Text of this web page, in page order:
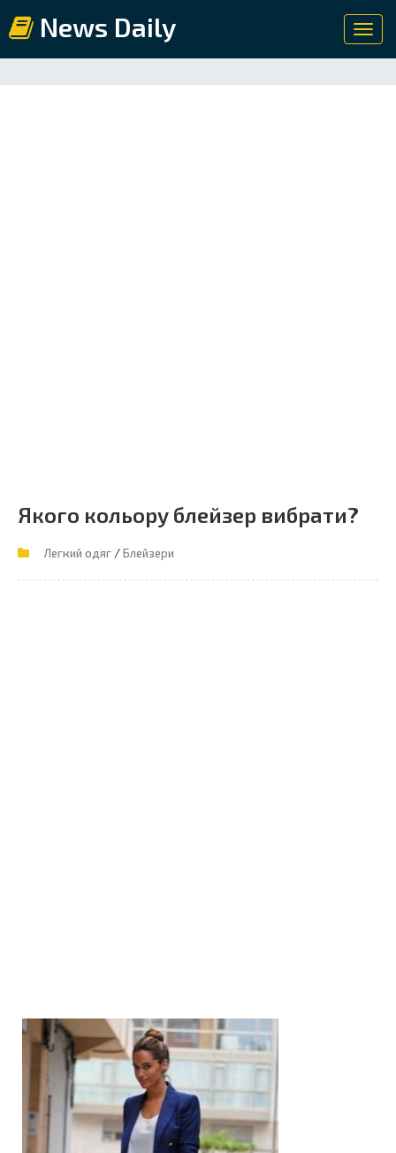
News Daily
Якого кольору блейзер вибрати?
Легкий одяг /Блейзери